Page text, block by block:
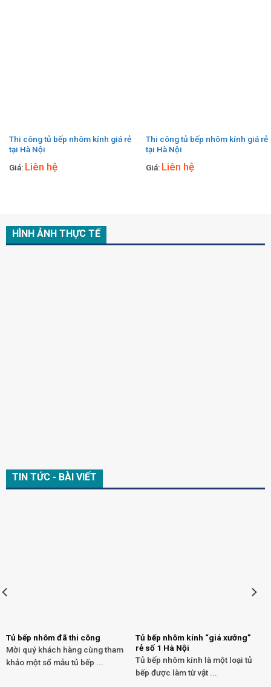
Thi công tủ bếp nhôm kính giá rẻ
tại Hà Nội
Giá: Liên hệ
Thi công tủ bếp nhôm kính giá rẻ
tại Hà Nội
Giá: Liên hệ
HÌNH ẢNH THỰC TẾ
TIN TỨC - BÀI VIẾT
Tủ bếp nhôm đã thi công
Mời quý khách hàng cùng tham
khảo một số mẫu tủ bếp ...
Tủ bếp nhôm kính “giá xưởng”
rẻ số 1 Hà Nội
Tủ bếp nhôm kính là một loại tủ
bếp được làm từ vật ...